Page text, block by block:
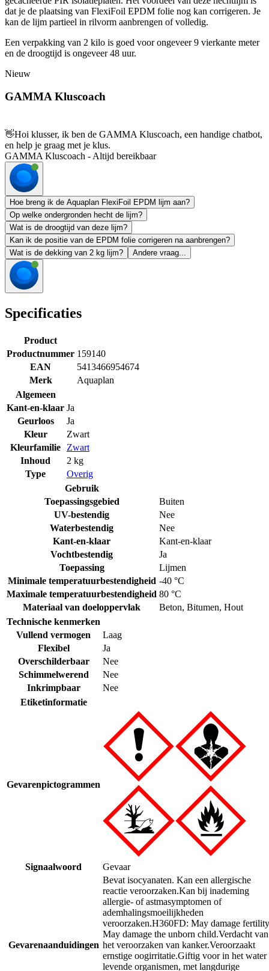
dat je de plaatsing van FlexiFoil EPDM folie nog kan corrigeren. Je
kan de lijm partieel in rilvorm aanbrengen of volledig.
Een verpakking van 2 kilo is goed voor ongeveer 9 vierkante meter
en de droogtijd is ongeveer 48 uur.
Nieuw
GAMMA Kluscoach
👋Hoi klusser, ik ben de GAMMA Kluscoach, een handige chatbot,
en help je graag met je klus.
GAMMA Kluscoach - Altijd bereikbaar
Hoe breng ik de Aquaplan FlexiFoil EPDM lijm aan?
Op welke ondergronden hecht de lijm?
Wat is de droogtijd van deze lijm?
Kan ik de positie van de EPDM folie corrigeren na aanbrengen?
Wat is de dekking van 2 kg lijm?
Andere vraag...
Specificaties
Product
Productnummer 159140
EAN
5413466954674
Merk
Aquaplan
Algemeen
Kant-en-klaar Ja
Geurloos
Ja
Kleur
Zwart
Kleurfamilie
Zwart
Inhoud
2 kg
Type
Overig
Gebruik
Toepassingsgebied
Buiten
UV-bestendig
Nee
Waterbestendig
Nee
Kant-en-klaar
Kant-en-klaar
Vochtbestendig
Ja
Toepassing
Lijmen
Minimale temperatuurbestendigheid -40 °C
Maximale temperatuurbestendigheid 80 °C
Materiaal van doeloppervlak
Beton, Bitumen, Hout
Technische kenmerken
Vullend vermogen
Laag
Flexibel
Ja
Overschilderbaar
Nee
Schimmelwerend
Nee
Inkrimpbaar
Nee
Etiketinformatie
Gevarenpictogrammen
Signaalwoord Gevaar
Gevarenaanduidingen
Bevat isocyanaten. Kan een allergische
reactie veroorzaken.Kan bij inademing
allergie- of astmasymptomen of
ademhalingsmoeilijkheden
veroorzaken.H360FD: May damage
May damage the unborn child.Verdacht van
het veroorzaken van kanker.Veroorzaakt
ernstige oogirritatie.Giftig voor in het water
levende organismen, met langdurige